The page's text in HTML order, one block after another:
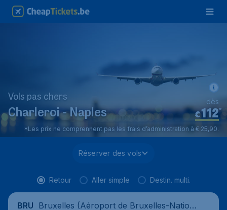
Vols pas chers
Charleroi - Naples €112*
dès
*Les prix ne comprennent pas les frais d’administration à € 25,90.
Réserver des vols
Retour Aller simple Destin. multi.
BRU Bruxelles (Aéroport de Bruxelles-Nation